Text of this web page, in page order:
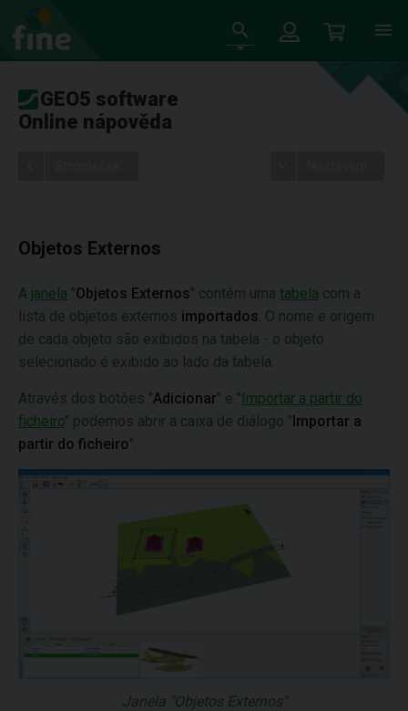
GEO5 software
Online nápověda
Objetos Externos
A janela "Objetos Externos" contém uma tabela com a
lista de objetos externos importados . O nome e origem
de cada objeto são exibidos na tabela - o objeto
selecionado é exibido ao lado da tabela.
Através dos botões "Adicionar" e "Importar a partir do
ficheiro" podemos abrir a caixa de diálogo "Importar a
partir do ficheiro".
Janela "Objetos Externos"